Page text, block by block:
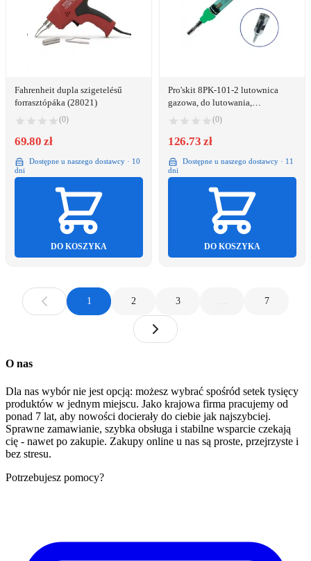
Fahrenheit dupla szigetelésű
forrasztópáka (28021)
(0)
69.80 zł
Dostępne u naszego dostawcy · 10
dni
DO KOSZYKA
Pro'skit 8PK-101-2 lutownica
gazowa, do lutowania,
podgrzewania,
(0)
126.73 zł
Dostępne u naszego dostawcy · 11
dni
DO KOSZYKA
1 2 3 … 7
O nas
Dla nas wybór nie jest opcją: możesz wybrać spośród setek tysięcy
produktów w jednym miejscu. Jako krajowa firma pracujemy od
ponad 7 lat, aby nowości docierały do ciebie jak najszybciej.
Sprawne zamawianie, szybka obsługa i stabilne wsparcie czekają
cię - nawet po zakupie. Zakupy online u nas są proste, przejrzyste i
bez stresu.
Potrzebujesz pomocy?